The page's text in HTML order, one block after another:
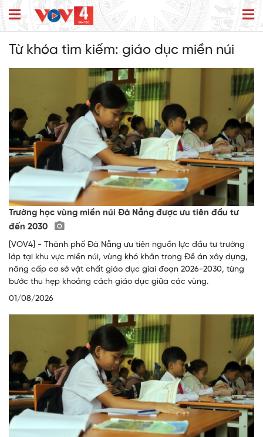
Từ khóa tìm kiếm: giáo dục miền núi
Trường học vùng miền núi Đà Nẵng được ưu tiên đầu tư
đến 2030
[VOV4] - Thành phố Đà Nẵng ưu tiên nguồn lực đầu tư trường
lớp tại khu vực miền núi, vùng khó khăn trong Đề án xây dựng,
nâng cấp cơ sở vật chất giáo dục giai đoạn 2026-2030, từng
bước thu hẹp khoảng cách giáo dục giữa các vùng.
01/08/2026